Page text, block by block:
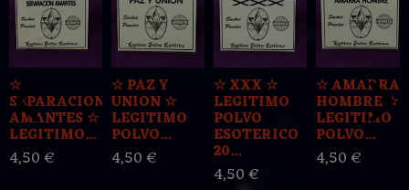
☆
SEPARACION
AMANTES ☆
LEGITIMO...
4,50 €
☆ PAZ Y
UNION ☆
LEGITIMO
POLVO...
4,50 €
☆ XXX ☆
LEGITIMO
POLVO
ESOTERICO
20...
4,50 €
☆ AMARRA
HOMBRE ☆
LEGITIMO
POLVO...
4,50 €